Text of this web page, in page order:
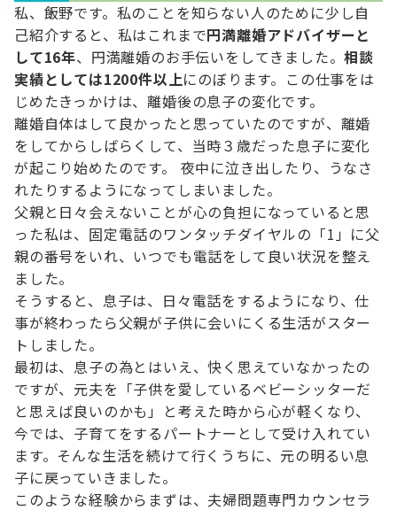
私、飯野です。私のことを知らない人のために少し自
己紹介すると、私はこれまで円満離婚アドバイザーと
して16年、円満離婚のお手伝いをしてきました。相談
実績としては1200件以上にのぼります。この仕事をは
じめたきっかけは、離婚後の息子の変化です。
離婚自体はして良かったと思っていたのですが、離婚
をしてからしばらくして、当時３歳だった息子に変化
が起こり始めたのです。 夜中に泣き出したり、うなさ
れたりするようになってしまいました。
父親と日々会えないことが心の負担になっていると思
った私は、固定電話のワンタッチダイヤルの「1」に父
親の番号をいれ、いつでも電話をして良い状況を整え
ました。
そうすると、息子は、日々電話をするようになり、仕
事が終わったら父親が子供に会いにくる生活がスター
トしました。
最初は、息子の為とはいえ、快く思えていなかったの
ですが、元夫を「子供を愛しているベビーシッターだ
と思えば良いのかも」と考えた時から心が軽くなり、
今では、子育てをするパートナーとして受け入れてい
ます。そんな生活を続けて行くうちに、元の明るい息
子に戻っていきました。
このような経験からまずは、夫婦問題専門カウンセラ